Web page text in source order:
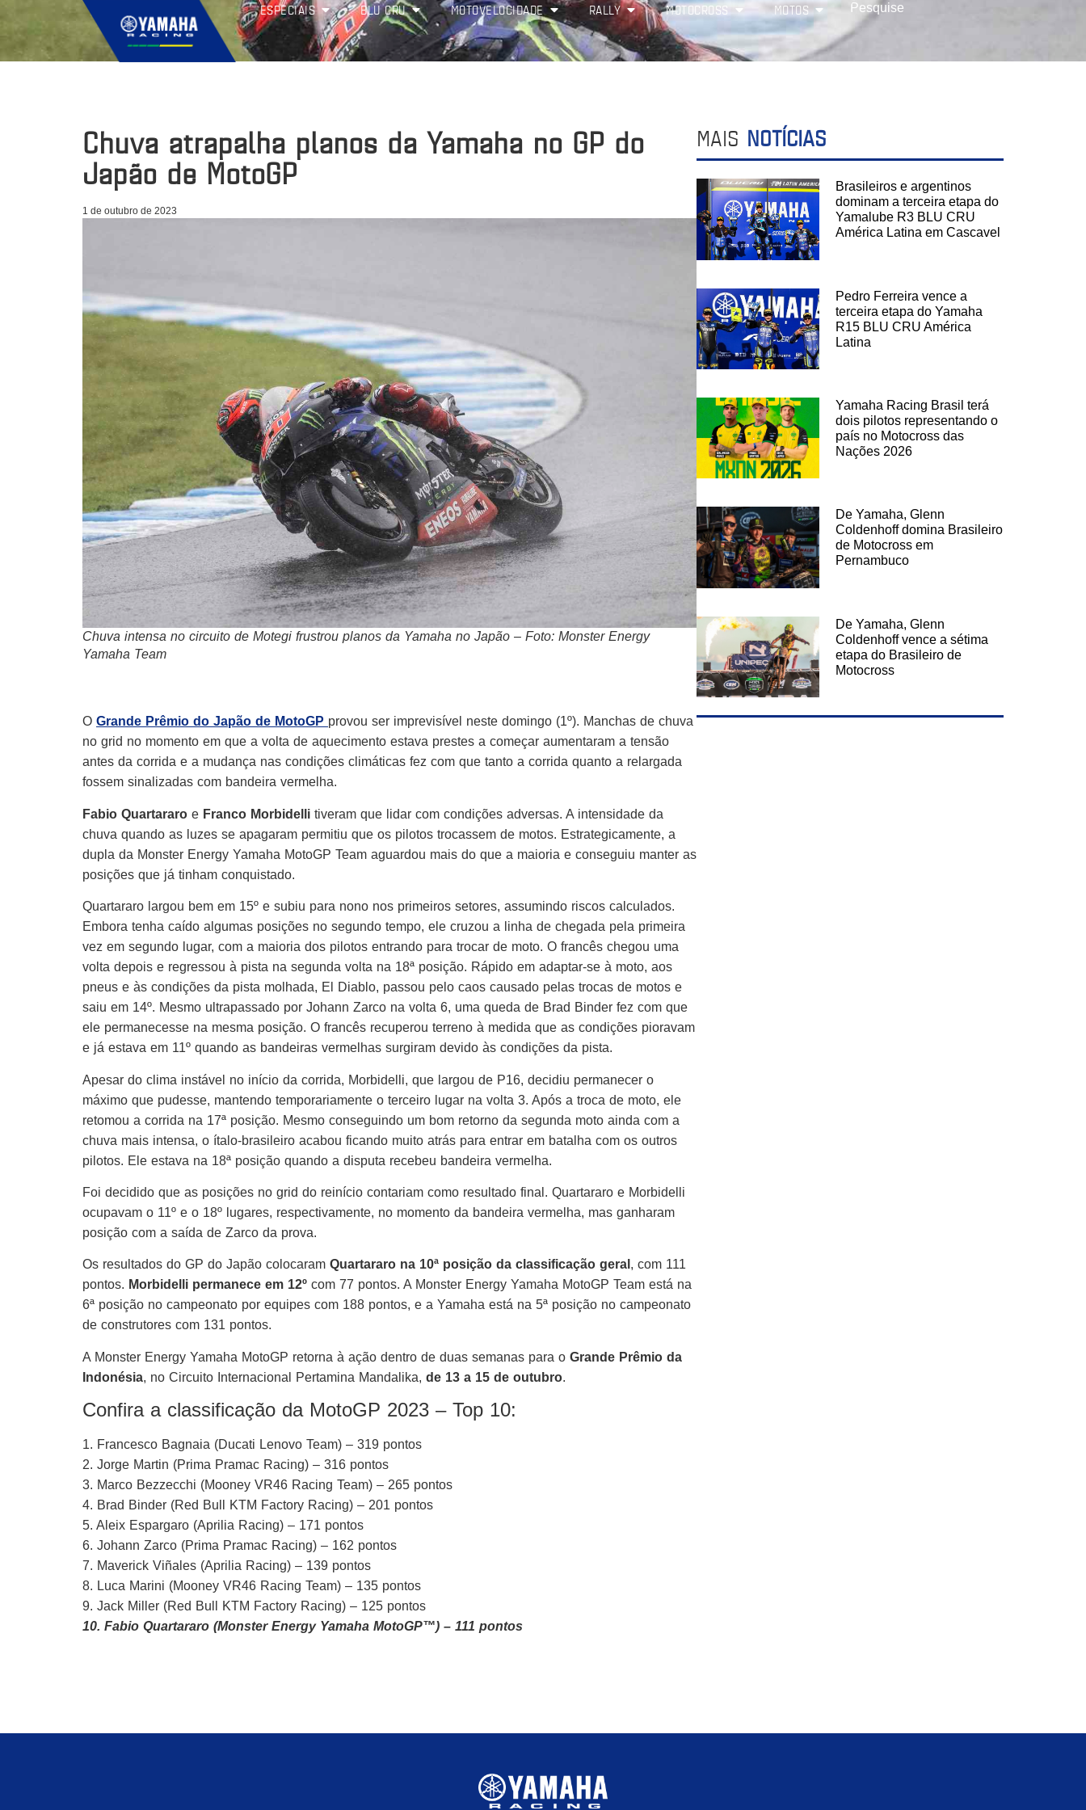
ESPECIAIS BLU CRU MOTOVELOCIDADE RALLY MOTOCROSS MOTOS
Chuva atrapalha planos da Yamaha no GP do
Japão de MotoGP
1 de outubro de 2023
Chuva intensa no circuito de Motegi frustrou planos da Yamaha no Japão – Foto: Monster Energy
Yamaha Team
O Grande Prêmio do Japão de MotoGP provou ser imprevisível neste domingo (1º). Manchas de chuva
no grid no momento em que a volta de aquecimento estava prestes a começar aumentaram a tensão
antes da corrida e a mudança nas condições climáticas fez com que tanto a corrida quanto a relargada
fossem sinalizadas com bandeira vermelha.
Fabio Quartararo e Franco Morbidelli tiveram que lidar com condições adversas. A intensidade da
chuva quando as luzes se apagaram permitiu que os pilotos trocassem de motos. Estrategicamente, a
dupla da Monster Energy Yamaha MotoGP Team aguardou mais do que a maioria e conseguiu manter as
posições que já tinham conquistado.
Quartararo largou bem em 15º e subiu para nono nos primeiros setores, assumindo riscos calculados.
Embora tenha caído algumas posições no segundo tempo, ele cruzou a linha de chegada pela primeira
vez em segundo lugar, com a maioria dos pilotos entrando para trocar de moto. O francês chegou uma
volta depois e regressou à pista na segunda volta na 18ª posição. Rápido em adaptar-se à moto, aos
pneus e às condições da pista molhada, El Diablo, passou pelo caos causado pelas trocas de motos e
saiu em 14º. Mesmo ultrapassado por Johann Zarco na volta 6, uma queda de Brad Binder fez com que
ele permanecesse na mesma posição. O francês recuperou terreno à medida que as condições pioravam
e já estava em 11º quando as bandeiras vermelhas surgiram devido às condições da pista.
Apesar do clima instável no início da corrida, Morbidelli, que largou de P16, decidiu permanecer o
máximo que pudesse, mantendo temporariamente o terceiro lugar na volta 3. Após a troca de moto, ele
retomou a corrida na 17ª posição. Mesmo conseguindo um bom retorno da segunda moto ainda com a
chuva mais intensa, o ítalo-brasileiro acabou ficando muito atrás para entrar em batalha com os outros
pilotos. Ele estava na 18ª posição quando a disputa recebeu bandeira vermelha.
Foi decidido que as posições no grid do reinício contariam como resultado final. Quartararo e Morbidelli
ocupavam o 11º e o 18º lugares, respectivamente, no momento da bandeira vermelha, mas ganharam
posição com a saída de Zarco da prova.
Os resultados do GP do Japão colocaram Quartararo na 10ª posição da classificação geral , com 111
pontos. Morbidelli permanece em 12º com 77 pontos. A Monster Energy Yamaha MotoGP Team está na
6ª posição no campeonato por equipes com 188 pontos, e a Yamaha está na 5ª posição no campeonato
de construtores com 131 pontos.
A Monster Energy Yamaha MotoGP retorna à ação dentro de duas semanas para o Grande Prêmio da
Indonésia, no Circuito Internacional Pertamina Mandalika, de 13 a 15 de outubro.
Confira a classificação da MotoGP 2023 – Top 10:
1. Francesco Bagnaia (Ducati Lenovo Team) – 319 pontos
2. Jorge Martin (Prima Pramac Racing) – 316 pontos
3. Marco Bezzecchi (Mooney VR46 Racing Team) – 265 pontos
4. Brad Binder (Red Bull KTM Factory Racing) – 201 pontos
5. Aleix Espargaro (Aprilia Racing) – 171 pontos
6. Johann Zarco (Prima Pramac Racing) – 162 pontos
7. Maverick Viñales (Aprilia Racing) – 139 pontos
8. Luca Marini (Mooney VR46 Racing Team) – 135 pontos
9. Jack Miller (Red Bull KTM Factory Racing) – 125 pontos
10. Fabio Quartararo (Monster Energy Yamaha MotoGP™) – 111 pontos
MAIS NOTÍCIAS
Brasileiros e argentinos
dominam a terceira etapa do
Yamalube R3 BLU CRU
América Latina em Cascavel
Pedro Ferreira vence a
terceira etapa do Yamaha
R15 BLU CRU América
Latina
Yamaha Racing Brasil terá
dois pilotos representando o
país no Motocross das
Nações 2026
De Yamaha, Glenn
Coldenhoff domina Brasileiro
de Motocross em
Pernambuco
De Yamaha, Glenn
Coldenhoff vence a sétima
etapa do Brasileiro de
Motocross